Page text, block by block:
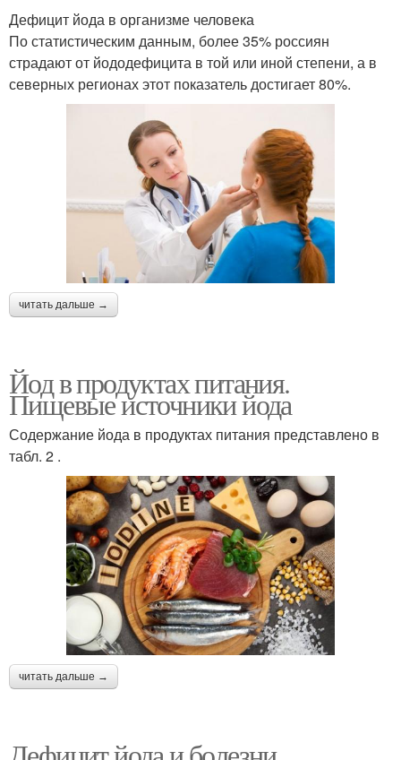
Дефицит йода в организме человека
По статистическим данным, более 35% россиян
страдают от йододефицита в той или иной степени, а в
северных регионах этот показатель достигает 80%.
читать дальше →
Йод в продуктах питания.
Пищевые источники йода
Содержание йода в продуктах питания представлено в
табл. 2 .
читать дальше →